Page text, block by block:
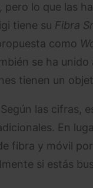
lo que las
tiene su Fibra
como
se ha
tienen un
las cifras,
En
fibra y móvil
si estás